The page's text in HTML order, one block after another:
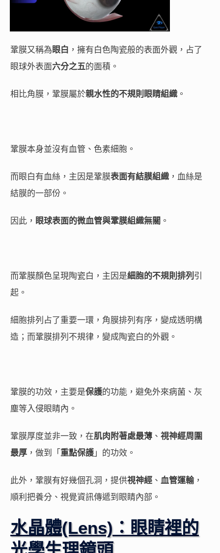
鞏膜又稱為 眼白 ，擁有白色陶瓷般的表面外觀，占了
眼球外表面六分之五的面積。
相比角膜，鞏膜屬於親水性的不規則眼睛組織 。
鞏膜本身並沒有血管、色素細胞。
而眼白有血絲，主因是鞏膜表面有結膜組織 ，血絲是
結膜的一部份。
因此， 眼球表面的微血管與鞏膜組織無關 。
而鞏膜顏色呈現陶瓷白，主因是細胞的不規則排列 引
起。
細胞排列占了重要一環，角膜排列有序，變成透明構
造；而鞏膜排列不規律，變成陶瓷白的外觀。
鞏膜的功效，主要是保護的功能，避免外來病菌、灰
塵等入侵眼睛內。
鞏膜厚度並非一致，在肌肉附著處最薄 、 視神經周圍
最厚 ，做到「 重點保護 」的功效。
此外，鞏膜有好幾個孔洞，提供視神經 、 血管運輸 ，
順利把養分、視覺資訊傳遞到眼睛內部。
水晶體(Lens)：眼睛裡的